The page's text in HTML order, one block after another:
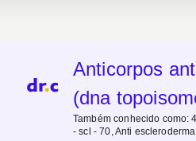
Anticorpos
(dna
Também conhecido como:
- scl - 70, Anti escleroderma